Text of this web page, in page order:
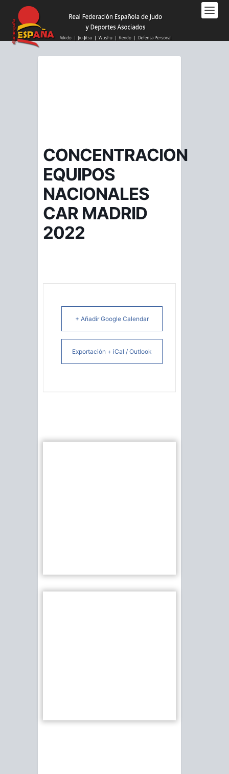
este
sitio
web
CONCENTRACION
EQUIPOS
NACIONALES
CAR MADRID
2022
+ Añadir Google Calendar
Exportación + iCal / Outlook